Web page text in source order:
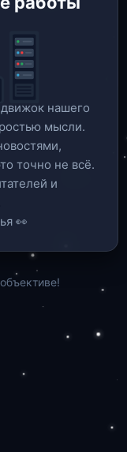
нашего
мысли.
точно не всё.
и
👀